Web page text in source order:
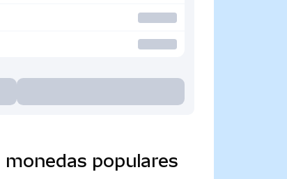
populares